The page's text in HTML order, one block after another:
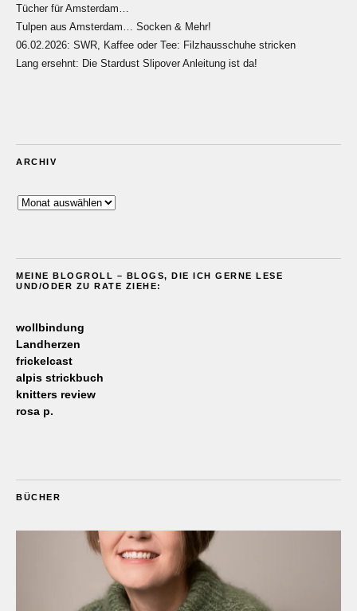
Tücher für Amsterdam…
Tulpen aus Amsterdam… Socken & Mehr!
06.02.2026: SWR, Kaffee oder Tee: Filzhausschuhe stricken
Lang ersehnt: Die Stardust Slipover Anleitung ist da!
ARCHIV
Archiv
MEINE BLOGROLL – BLOGS, DIE ICH GERNE LESE
UND/ODER ZU RATE ZIEHE:
wollbindung
Landherzen
frickelcast
alpis strickbuch
knitters review
rosa p.
BÜCHER